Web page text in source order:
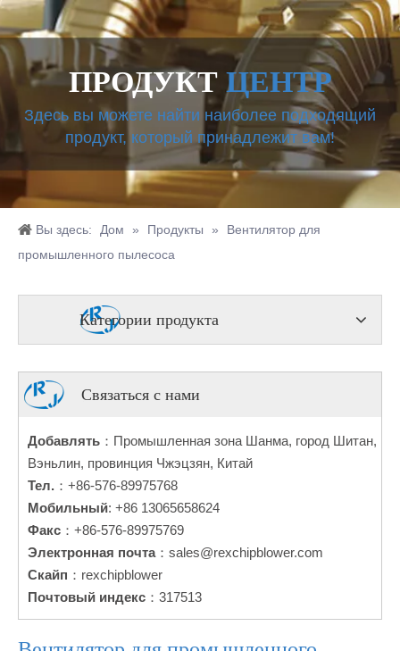
ПРОДУКТ ЦЕНТР
Здесь вы можете найти наиболее подходящий
продукт, который принадлежит вам!
Вы здесь: Дом » Продукты »
Вентилятор для
промышленного пылесоса
Категории продукта
Связаться с нами
Добавлять ：Промышленная зона Шанма, город Шитан,
Вэньлин, провинция Чжэцзян, Китай
Тел. ：+86-576-89975768
Мобильный: +86 13065658624
Факс ：+86-576-89975769
Электронная почта： sales@rexchipblower.com
Скайп ：rexchipblower
Почтовый индекс ：317513